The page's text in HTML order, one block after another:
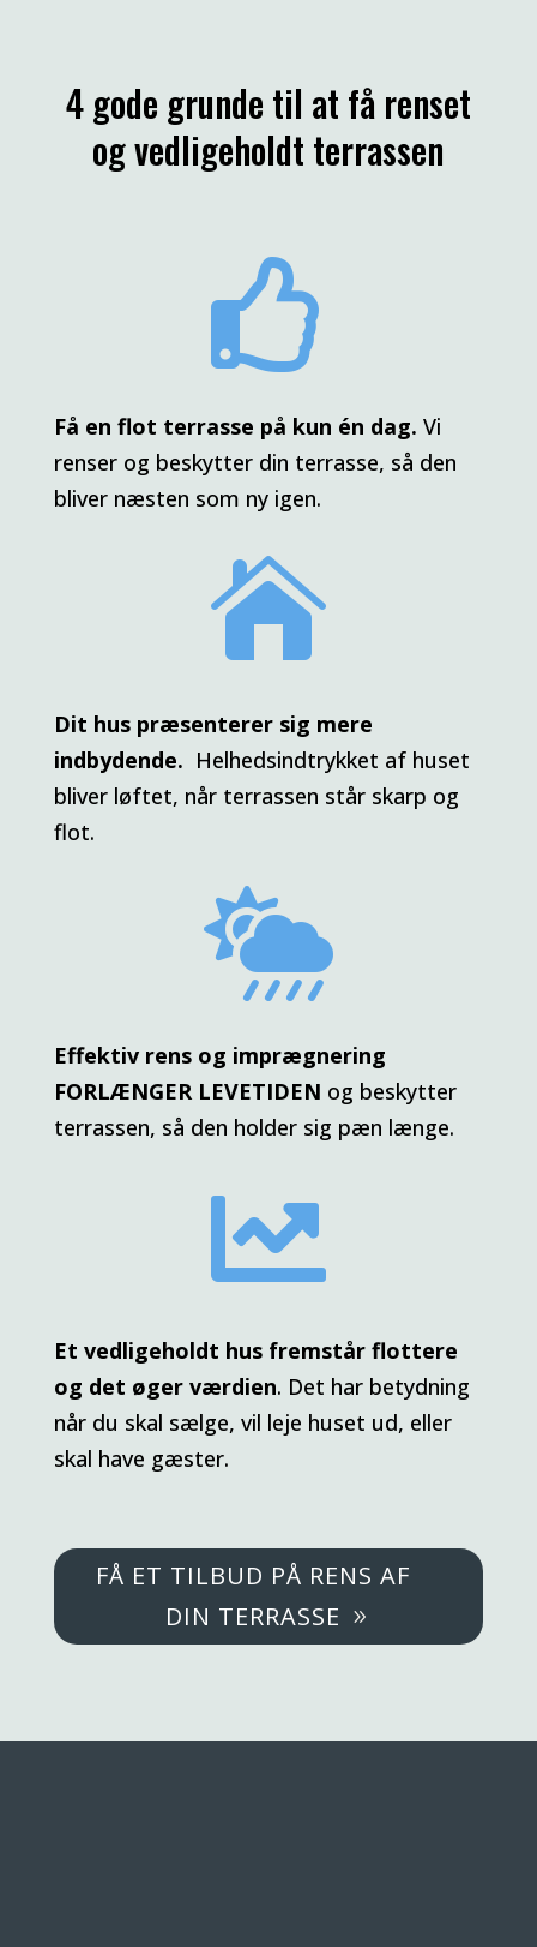
4 gode grunde til at få renset
og vedligeholdt terrassen

Få en flot terrasse på kun én dag. Vi
renser og beskytter din terrasse, så den
bliver næsten som ny igen.

Dit hus præsenterer sig mere
indbydende. Helhedsindtrykket af huset
bliver løftet, når terrassen står skarp og
flot.

Effektiv rens og imprægnering
FORLÆNGER LEVETIDEN og beskytter
terrassen, så den holder sig pæn længe.

Et vedligeholdt hus fremstår flottere
og det øger værdien. Det har betydning
når du skal sælge, vil leje huset ud, eller
skal have gæster.
FÅ ET TILBUD PÅ RENS AF
DIN TERRASSE